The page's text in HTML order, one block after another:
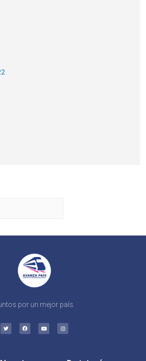
por un mejor país.